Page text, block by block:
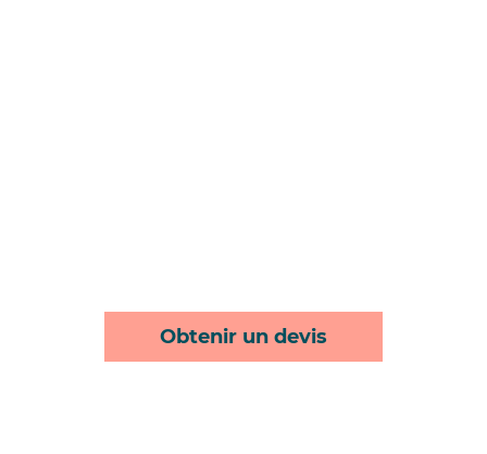
Obtenir un devis